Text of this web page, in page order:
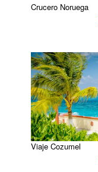
Crucero Noruega
Viaje Cozumel